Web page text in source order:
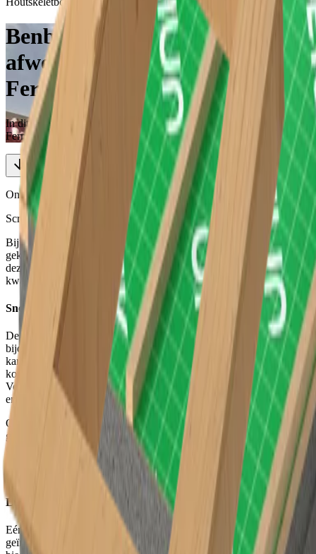
Benbotec kiest voor snelheid en
afwerking met Unidek Aero
Fermacell
In dit houtskeletbouwproject werd gekozen voor Unidek Aero
Fermacell 6.0 dakelementen
Ontdek meer
Scroll verder
Bij een recent gerealiseerd houtskeletbouwproject heeft Benbotec
gekozen voor Unidek Aero Fermacelldakelementen. De keuze voor
deze dakelementen onderstreept het streven van Benbotec naar
kwaliteit, snelheid en een perfecte afwerking.
Snelle en efficiënte plaatsing
De montage van Unidek Aero Fermacell verliep bijzonder vlot, wat
bijdroeg aan een snelle vooruitgang op de werf. Dankzij het prefab
karakter en de lichte, maar stevige opbouw van de dakelementen
konden de dakvlakken in recordtempo waterdicht gemaakt worden.
Voor de aannemer betekende dit minder risico op weersinvloeden,
en voor de bouwheer een kortere doorlooptijd.
Om dakramen mooi en eenvoudig te integreren, werd
gebruikgemaakt van het
Unidek Aero Dakraamkozijn
. Dit prefab
element maakt het mogelijk om dakramen snel en strak in te bouwen
zonder raveling. De thermische schil blijft op deze manier goed
geïsoleerd, wat ook de luchtdichtheid van het dak ten goede komt.
Luxueuze afwerking aan de binnenzijde
Eén van de grootste troeven van de Unidek Aero Fermacell is de
geïntegreerde binnenafwerking in Fermacell gipsvezelplaten. Deze